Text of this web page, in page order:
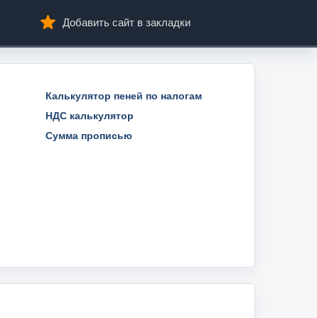
Добавить сайт в закладки
Калькулятор пеней по налогам
НДС калькулятор
Сумма прописью